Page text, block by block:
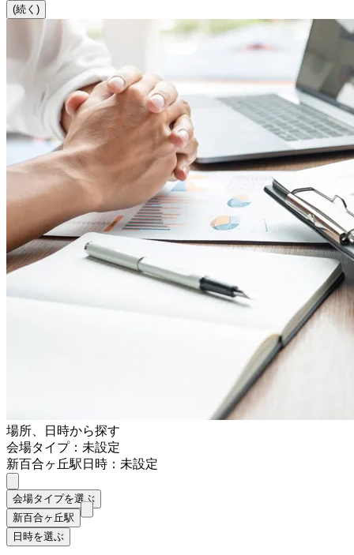
(続く)
場所、日時から探す
会場タイプ：未設定
新百合ヶ丘駅日時：未設定
会場タイプを選ぶ
新百合ヶ丘駅
日時を選ぶ